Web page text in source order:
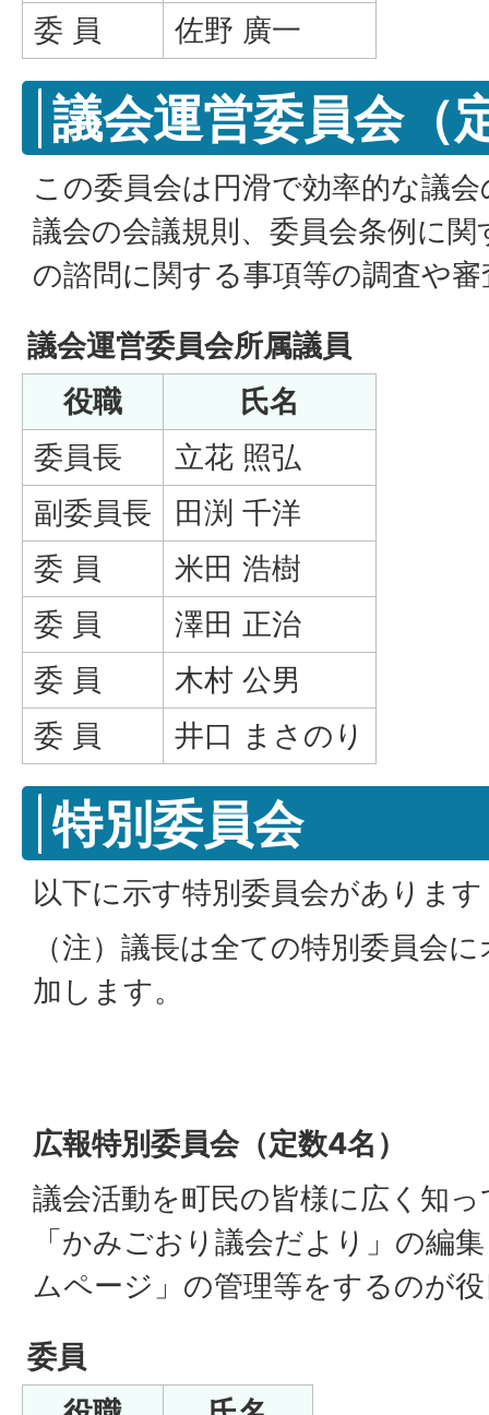
委 員
佐野 廣一
議会運営委員会（
この委員会は円滑で効率的な議
議会の会議規則、委員会条例に
の諮問に関する事項等の調査や
議会運営委員会所属議員
役職
氏名
委員長
立花 照弘
副委員長
田渕 千洋
委 員
米田 浩樹
委 員
澤田 正治
委 員
木村 公男
委 員
井口 まさのり
特別委員会
以下に示す特別委員会がありま
（注）議長は全ての特別委員会
加します。
広報特別委員会（定数4名）
議会活動を町民の皆様に広く知
「かみごおり議会だより」の編
ムページ」の管理等をするのが
委員